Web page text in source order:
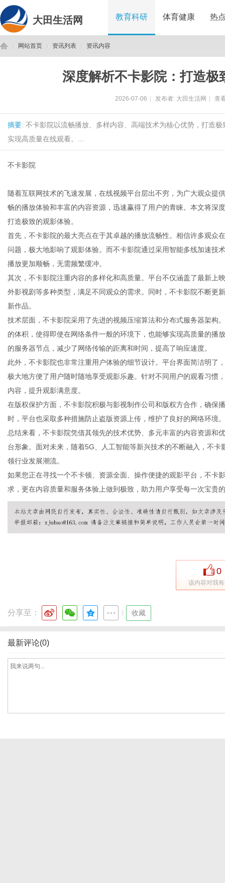
大田生活网 教育科研 体育健康 热
网站首页 资讯列表 资讯内容
深度解析不卡影院：打造极
2026-07-06 发布者: 大田生活网 查
摘要: 不卡影院以流畅播放、多样内容、高端技术为核心优势，打造
实现高质量在线观看。...
不卡影院
随着互联网技术的飞速发展，在线视频平台层出不穷，为广大观众提
畅的播放体验和丰富的内容资源，迅速赢得了用户的青睐。本文将深
打造极致的观影体验。
首先，不卡影院的最大亮点在于其卓越的播放流畅性。相信许多观众
问题，极大地影响了观影体验。而不卡影院通过采用智能多线加速技
播放更加顺畅，无需频繁缓冲。
其次，不卡影院注重内容的多样化和高质量。平台不仅涵盖了最新上
外影视剧等多种类型，满足不同观众的需求。同时，不卡影院不断更
新作品。
技术层面，不卡影院采用了先进的视频压缩算法和分布式服务器架构
的体积，使得即使在网络条件一般的环境下，也能够实现高质量的播
的服务器节点，减少了网络传输的距离和时间，提高了响应速度。
此外，不卡影院也非常注重用户体验的细节设计。平台界面简洁明了
极大地方便了用户随时随地享受观影乐趣。针对不同用户的观看习惯
内容，提升观影满意度。
在版权保护方面，不卡影院积极与影视制作公司和版权方合作，确保
时，平台也采取多种措施防止盗版资源上传，维护了良好的网络环境。
总结来看，不卡影院凭借其领先的技术优势、多元丰富的内容资源和
台形象。面对未来，随着5G、人工智能等新兴技术的不断融入，不
领行业发展潮流。
如果您正在寻找一个不卡顿、资源全面、操作便捷的观影平台，不卡
求，更在内容质量和服务体验上做到极致，助力用户享受每一次宝贵
0
该内容对我
分享至： 收藏
最新评论(0)